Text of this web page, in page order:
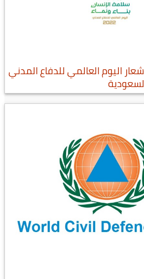
بدقة عالية PDF شعار اليوم العالمي للدفاع المدني